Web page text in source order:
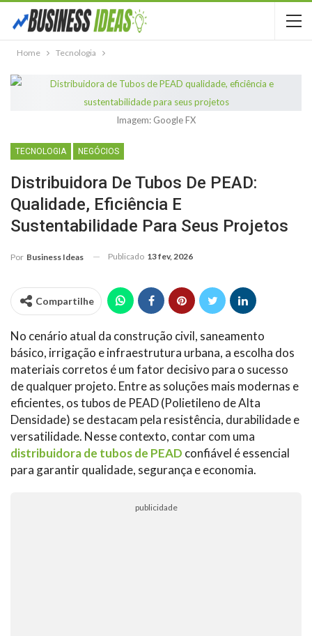
Home Tecnologia
Imagem: Google FX
TECNOLOGIA NEGÓCIOS
Distribuidora De Tubos De PEAD:
Qualidade, Eficiência E
Sustentabilidade Para Seus Projetos
Por Business Ideas Publicado 13 fev, 2026
Compartilhe
No cenário atual da construção civil, saneamento
básico, irrigação e infraestrutura urbana, a escolha dos
materiais corretos é um fator decisivo para o sucesso
de qualquer projeto. Entre as soluções mais modernas e
eficientes, os tubos de PEAD (Polietileno de Alta
Densidade) se destacam pela resistência, durabilidade e
versatilidade. Nesse contexto, contar com uma
distribuidora de tubos de PEAD confiável é essencial
para garantir qualidade, segurança e economia.
publicidade